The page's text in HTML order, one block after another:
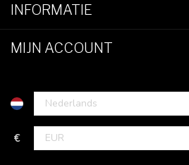
INFORMATIE
MIJN ACCOUNT
€